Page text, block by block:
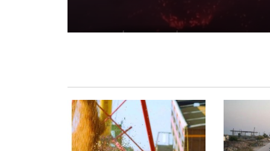
حريق في منشأة تابعة لشركة أرامكو في
دعت روسيا إلى دراسة إنشاء خط سكة
حديد إلى المحيط الهندي عبر أفغانستان
انتقدت رئيسة مولدوفا منح تأشيرات لوفد